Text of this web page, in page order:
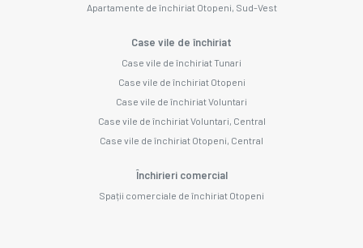
Apartamente de închiriat Otopeni, Sud-Vest
Case vile de închiriat
Case vile de închiriat Tunari
Case vile de închiriat Otopeni
Case vile de închiriat Voluntari
Case vile de închiriat Voluntari, Central
Case vile de închiriat Otopeni, Central
Închirieri comercial
Spații comerciale de închiriat Otopeni